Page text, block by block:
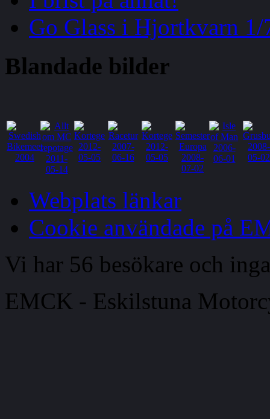
Go Glass i Hjortkvarn 1/
Blandade bilder
Webplats länkar
Cookie användade på
Vi har 56 besökare och
EMCK - Eskilstuna